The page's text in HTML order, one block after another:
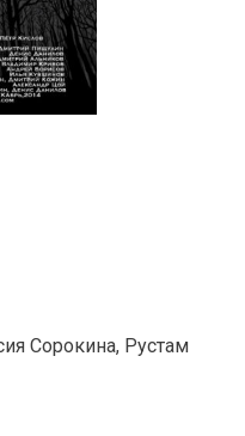
Сорокина, Рустам